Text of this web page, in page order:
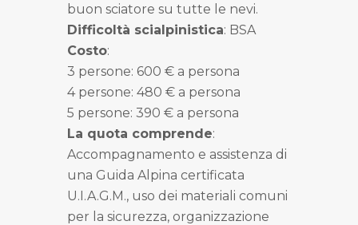
buon sciatore su tutte le nevi.
Difficoltà scialpinistica: BSA
Costo:
3 persone: 600 € a persona
4 persone: 480 € a persona
5 persone: 390 € a persona
La quota comprende:
Accompagnamento e assistenza di
una Guida Alpina certificata
U.I.A.G.M., uso dei materiali comuni
per la sicurezza, organizzazione